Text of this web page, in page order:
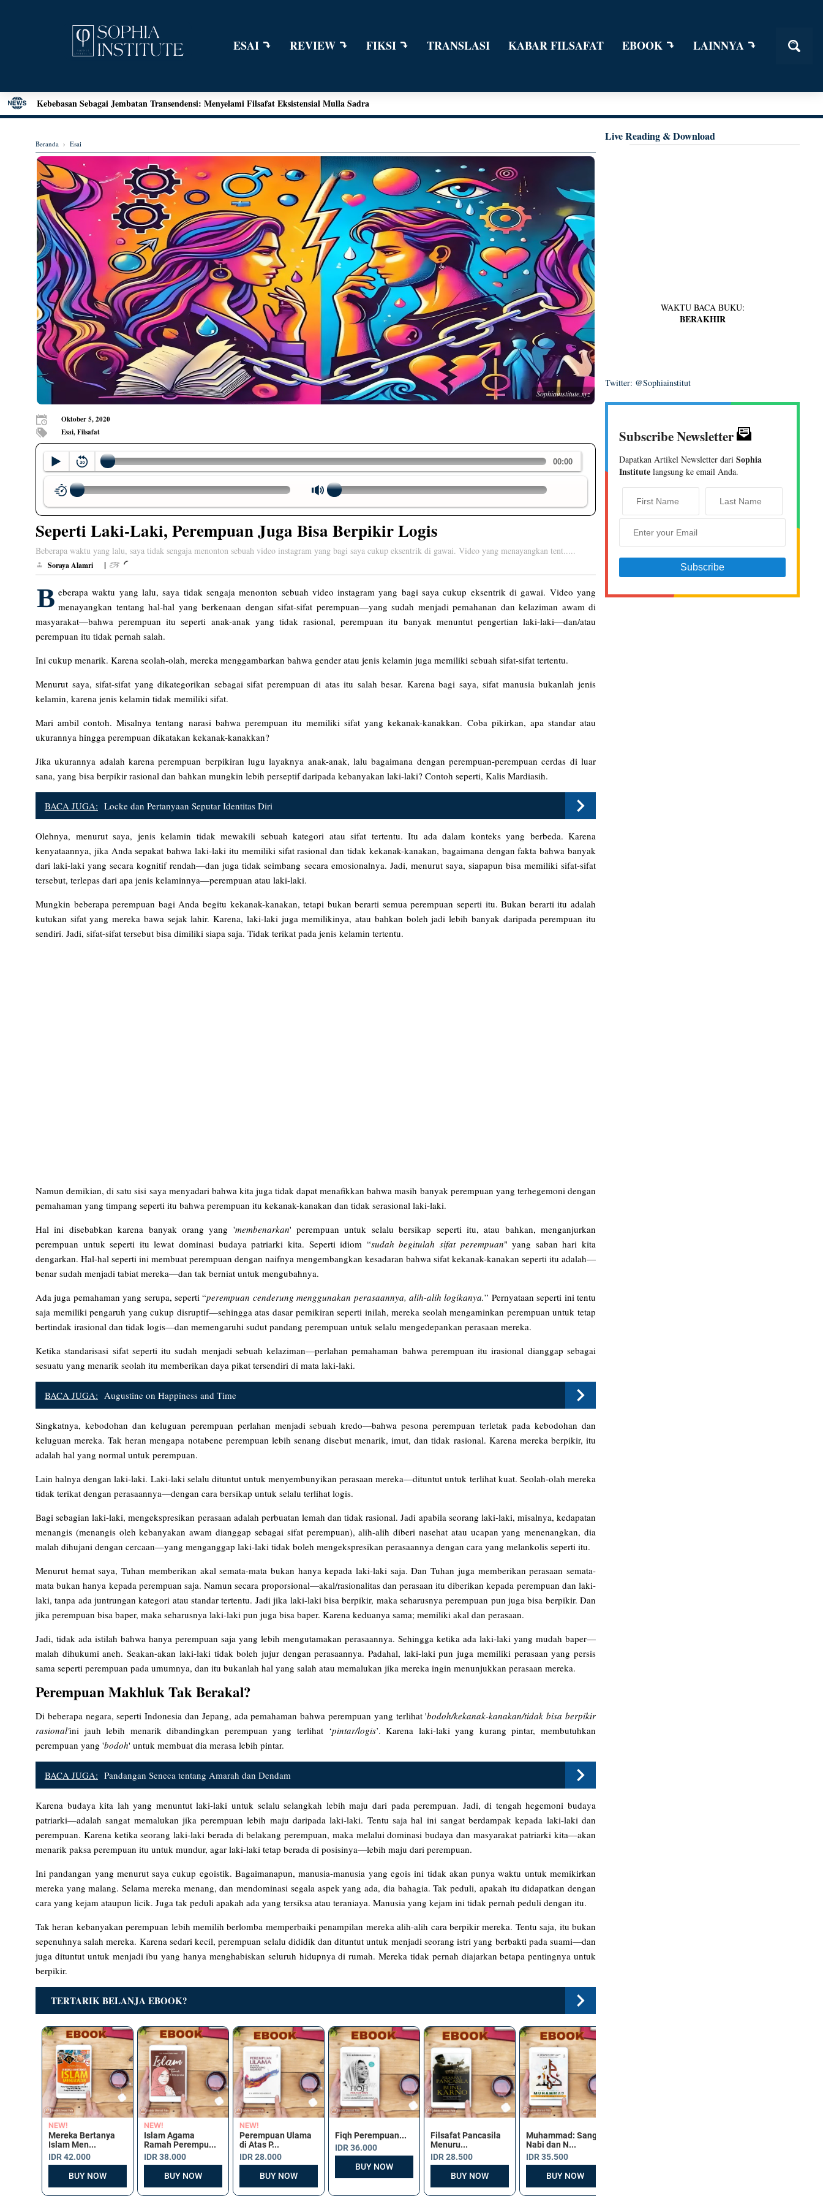
ESAI REVIEW FIKSI TRANSLASI KABAR FILSAFAT EBOOK LAINNYA
Menjawab Tantangan Zaman: Literasi Pendidikan Karakter dan Dialog Sains dalam Kegiatan Bedah Buku Palu
Henri Bergson: Vitalisme dan Intuisi
Momen Terakhir Plato
Locke dan Pertanyaan Seputar Identitas Diri
Augustine on Happiness and Time
Seni Menarik Kesimpulan ala Bertrand Russel
Menjelajahi Hakikat Etika: Sebuah Refleksi dari Aristoteles hingga Kant
Good Is Good: Menyingkap Hakikat Kebaikan Bersama George Edward Moore
Kebebasan Sebagai Jembatan Transendensi: Menyelami Filsafat Eksistensial Mulla Sadra
Beranda › Esai
Sophiainstitute.xyz
Oktober 5, 2020
Esai, Filsafat
Seperti Laki-Laki, Perempuan Juga Bisa Berpikir Logis
Beberapa waktu yang lalu, saya tidak sengaja menonton sebuah video instagram yang bagi saya cukup eksentrik di gawai. Video yang menayangkan tent.....
Soraya Alamri |
B eberapa waktu yang lalu, saya tidak sengaja menonton sebuah video instagram yang bagi saya cukup eksentrik di gawai. Video yang
menayangkan tentang hal-hal yang berkenaan dengan sifat-sifat perempuan—yang sudah menjadi pemahanan dan kelaziman awam di
masyarakat—bahwa perempuan itu seperti anak-anak yang tidak rasional, perempuan itu banyak menuntut pengertian laki-laki—dan/atau
perempuan itu tidak pernah salah.
Ini cukup menarik. Karena seolah-olah, mereka menggambarkan bahwa gender atau jenis kelamin juga memiliki sebuah sifat-sifat tertentu.
Menurut saya, sifat-sifat yang dikategorikan sebagai sifat perempuan di atas itu salah besar. Karena bagi saya, sifat manusia bukanlah jenis
kelamin, karena jenis kelamin tidak memiliki sifat.
Mari ambil contoh. Misalnya tentang narasi bahwa perempuan itu memiliki sifat yang kekanak-kanakkan. Coba pikirkan, apa standar atau
ukurannya hingga perempuan dikatakan kekanak-kanakkan?
Jika ukurannya adalah karena perempuan berpikiran lugu layaknya anak-anak, lalu bagaimana dengan perempuan-perempuan cerdas di luar
sana, yang bisa berpikir rasional dan bahkan mungkin lebih perseptif daripada kebanyakan laki-laki? Contoh seperti, Kalis Mardiasih.
BACA JUGA: Locke dan Pertanyaan Seputar Identitas Diri
Olehnya, menurut saya, jenis kelamin tidak mewakili sebuah kategori atau sifat tertentu. Itu ada dalam konteks yang berbeda. Karena
kenyataannya, jika Anda sepakat bahwa laki-laki itu memiliki sifat rasional dan tidak kekanak-kanakan, bagaimana dengan fakta bahwa banyak
dari laki-laki yang secara kognitif rendah—dan juga tidak seimbang secara emosionalnya. Jadi, menurut saya, siapapun bisa memiliki sifat-sifat
tersebut, terlepas dari apa jenis kelaminnya—perempuan atau laki-laki.
Mungkin beberapa perempuan bagi Anda begitu kekanak-kanakan, tetapi bukan berarti semua perempuan seperti itu. Bukan berarti itu adalah
kutukan sifat yang mereka bawa sejak lahir. Karena, laki-laki juga memilikinya, atau bahkan boleh jadi lebih banyak daripada perempuan itu
sendiri. Jadi, sifat-sifat tersebut bisa dimiliki siapa saja. Tidak terikat pada jenis kelamin tertentu.
Namun demikian, di satu sisi saya menyadari bahwa kita juga tidak dapat menafikkan bahwa masih banyak perempuan yang terhegemoni dengan
pemahaman yang timpang seperti itu bahwa perempuan itu kekanak-kanakan dan tidak serasional laki-laki.
Hal ini disebabkan karena banyak orang yang 'membenarkan' perempuan untuk selalu bersikap seperti itu, atau bahkan, menganjurkan
perempuan untuk seperti itu lewat dominasi budaya patriarki kita. Seperti idiom “sudah begitulah sifat perempuan" yang saban hari kita
dengarkan. Hal-hal seperti ini membuat perempuan dengan naifnya mengembangkan kesadaran bahwa sifat kekanak-kanakan seperti itu adalah—
benar sudah menjadi tabiat mereka—dan tak berniat untuk mengubahnya.
Ada juga pemahaman yang serupa, seperti “perempuan cenderung menggunakan perasaannya, alih-alih logikanya.” Pernyataan seperti ini tentu
saja memiliki pengaruh yang cukup disruptif—sehingga atas dasar pemikiran seperti inilah, mereka seolah mengaminkan perempuan untuk tetap
bertindak irasional dan tidak logis—dan memengaruhi sudut pandang perempuan untuk selalu mengedepankan perasaan mereka.
Ketika standarisasi sifat seperti itu sudah menjadi sebuah kelaziman—perlahan pemahaman bahwa perempuan itu irasional dianggap sebagai
sesuatu yang menarik seolah itu memberikan daya pikat tersendiri di mata laki-laki.
BACA JUGA: Augustine on Happiness and Time
Singkatnya, kebodohan dan keluguan perempuan perlahan menjadi sebuah kredo—bahwa pesona perempuan terletak pada kebodohan dan
keluguan mereka. Tak heran mengapa notabene perempuan lebih senang disebut menarik, imut, dan tidak rasional. Karena mereka berpikir, itu
adalah hal yang normal untuk perempuan.
Lain halnya dengan laki-laki. Laki-laki selalu dituntut untuk menyembunyikan perasaan mereka—dituntut untuk terlihat kuat. Seolah-olah mereka
tidak terikat dengan perasaannya—dengan cara bersikap untuk selalu terlihat logis.
Bagi sebagian laki-laki, mengekspresikan perasaan adalah perbuatan lemah dan tidak rasional. Jadi apabila seorang laki-laki, misalnya, kedapatan
menangis (menangis oleh kebanyakan awam dianggap sebagai sifat perempuan), alih-alih diberi nasehat atau ucapan yang menenangkan, dia
malah dihujani dengan cercaan—yang menganggap laki-laki tidak boleh mengekspresikan perasaannya dengan cara yang melankolis seperti itu.
Menurut hemat saya, Tuhan memberikan akal semata-mata bukan hanya kepada laki-laki saja. Dan Tuhan juga memberikan perasaan semata-
mata bukan hanya kepada perempuan saja. Namun secara proporsional—akal/rasionalitas dan perasaan itu diberikan kepada perempuan dan laki-
laki, tanpa ada juntrungan kategori atau standar tertentu. Jadi jika laki-laki bisa berpikir, maka seharusnya perempuan pun juga bisa berpikir. Dan
jika perempuan bisa baper, maka seharusnya laki-laki pun juga bisa baper. Karena keduanya sama; memiliki akal dan perasaan.
Jadi, tidak ada istilah bahwa hanya perempuan saja yang lebih mengutamakan perasaannya. Sehingga ketika ada laki-laki yang mudah baper—
malah dihukumi aneh. Seakan-akan laki-laki tidak boleh jujur dengan perasaannya. Padahal, laki-laki pun juga memiliki perasaan yang persis
sama seperti perempuan pada umumnya, dan itu bukanlah hal yang salah atau memalukan jika mereka ingin menunjukkan perasaan mereka.
Perempuan Makhluk Tak Berakal?
Di beberapa negara, seperti Indonesia dan Jepang, ada pemahaman bahwa perempuan yang terlihat 'bodoh/kekanak-kanakan/tidak bisa berpikir
rasional'ini jauh lebih menarik dibandingkan perempuan yang terlihat ‘pintar/logis’. Karena laki-laki yang kurang pintar, membutuhkan
perempuan yang 'bodoh' untuk membuat dia merasa lebih pintar.
BACA JUGA: Pandangan Seneca tentang Amarah dan Dendam
Karena budaya kita lah yang menuntut laki-laki untuk selalu selangkah lebih maju dari pada perempuan. Jadi, di tengah hegemoni budaya
patriarki—adalah sangat memalukan jika perempuan lebih maju daripada laki-laki. Tentu saja hal ini sangat berdampak kepada laki-laki dan
perempuan. Karena ketika seorang laki-laki berada di belakang perempuan, maka melalui dominasi budaya dan masyarakat patriarki kita—akan
menarik paksa perempuan itu untuk mundur, agar laki-laki tetap berada di posisinya—lebih maju dari perempuan.
Ini pandangan yang menurut saya cukup egoistik. Bagaimanapun, manusia-manusia yang egois ini tidak akan punya waktu untuk memikirkan
mereka yang malang. Selama mereka menang, dan mendominasi segala aspek yang ada, dia bahagia. Tak peduli, apakah itu didapatkan dengan
cara yang kejam ataupun licik. Juga tak peduli apakah ada yang tersiksa atau teraniaya. Manusia yang kejam ini tidak pernah peduli dengan itu.
Tak heran kebanyakan perempuan lebih memilih berlomba memperbaiki penampilan mereka alih-alih cara berpikir mereka. Tentu saja, itu bukan
sepenuhnya salah mereka. Karena sedari kecil, perempuan selalu dididik dan dituntut untuk menjadi seorang istri yang berbakti pada suami—dan
juga dituntut untuk menjadi ibu yang hanya menghabiskan seluruh hidupnya di rumah. Mereka tidak pernah diajarkan betapa pentingnya untuk
berpikir.
TERTARIK BELANJA EBOOK?
Live Reading & Download
WAKTU BACA BUKU:
BERAKHIR
Twitter: @Sophiainstitut
Subscribe Newsletter
Dapatkan Artikel Newsletter dari Sophia
Institute langsung ke email Anda.